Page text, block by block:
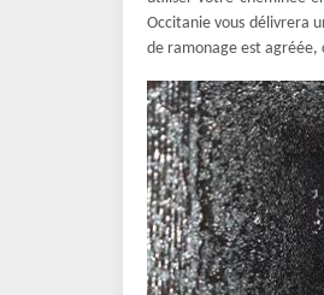
Occitanie vous délivrera
de ramonage est agréée,